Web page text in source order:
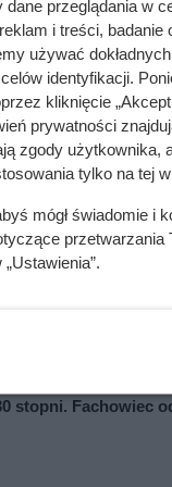
kuchenne i
trójkąta
gospodarstwa
a zlewozmywak
jest to taka
natomiast o
stopni. Fachowiec
przeglądania w
i treści, badanie
używać
identyfikacji.
kliknięcie
prywatności
zgody
tylko na tej
mógł świadomie i